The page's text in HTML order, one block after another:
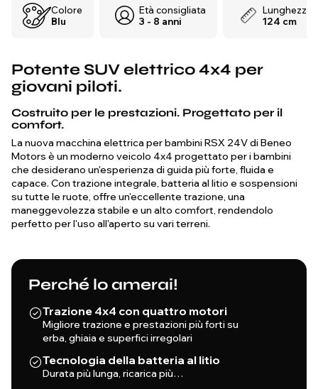
Colore
Blu
Età consigliata
3 - 8 anni
Lunghezza
124 cm
Potente SUV elettrico 4x4 per
giovani piloti.
Costruito per le prestazioni. Progettato per il
comfort.
La nuova macchina elettrica per bambini RSX 24V di Beneo
Motors è un moderno veicolo 4x4 progettato per i bambini
che desiderano un'esperienza di guida più forte, fluida e
capace. Con trazione integrale, batteria al litio e sospensioni
su tutte le ruote, offre un'eccellente trazione, una
maneggevolezza stabile e un alto comfort, rendendolo
perfetto per l'uso all'aperto su vari terreni.
Perché lo amerai!
Trazione 4x4 con quattro motori
Migliore trazione e prestazioni più forti su
erba, ghiaia e superfici irregolari
Tecnologia della batteria al litio
Durata più lunga, ricarica più…